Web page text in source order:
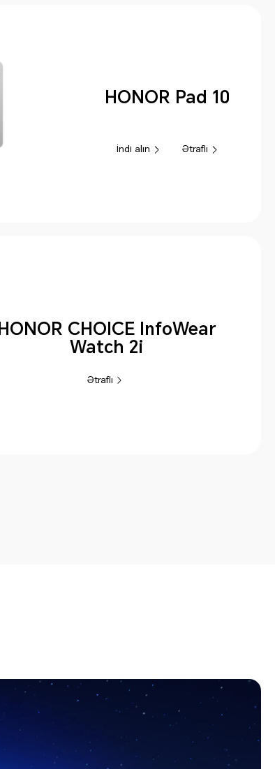
HONOR Pad 10
İndi alın Ətraflı
HONOR CHOICE InfoWear
Watch 2i
Ətraflı